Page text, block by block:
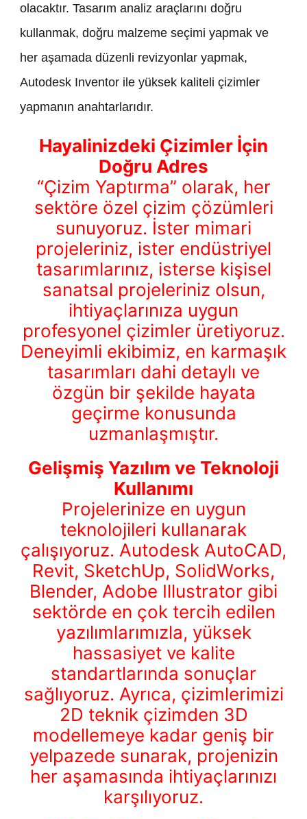
olacaktır. Tasarım analiz araçlarını doğru
kullanmak, doğru malzeme seçimi yapmak ve
her aşamada düzenli revizyonlar yapmak,
Autodesk Inventor ile yüksek kaliteli çizimler
yapmanın anahtarlarıdır.
Hayalinizdeki Çizimler İçin
Doğru Adres
“Çizim Yaptırma” olarak, her
sektöre özel çizim çözümleri
sunuyoruz. İster mimari
projeleriniz, ister endüstriyel
tasarımlarınız, isterse kişisel
sanatsal projeleriniz olsun,
ihtiyaçlarınıza uygun
profesyonel çizimler üretiyoruz.
Deneyimli ekibimiz, en karmaşık
tasarımları dahi detaylı ve
özgün bir şekilde hayata
geçirme konusunda
uzmanlaşmıştır.
Gelişmiş Yazılım ve Teknoloji
Kullanımı
Projelerinize en uygun
teknolojileri kullanarak
çalışıyoruz. Autodesk AutoCAD,
Revit, SketchUp, SolidWorks,
Blender, Adobe Illustrator gibi
sektörde en çok tercih edilen
yazılımlarımızla, yüksek
hassasiyet ve kalite
standartlarında sonuçlar
sağlıyoruz. Ayrıca, çizimlerimizi
2D teknik çizimden 3D
modellemeye kadar geniş bir
yelpazede sunarak, projenizin
her aşamasında ihtiyaçlarınızı
karşılıyoruz.